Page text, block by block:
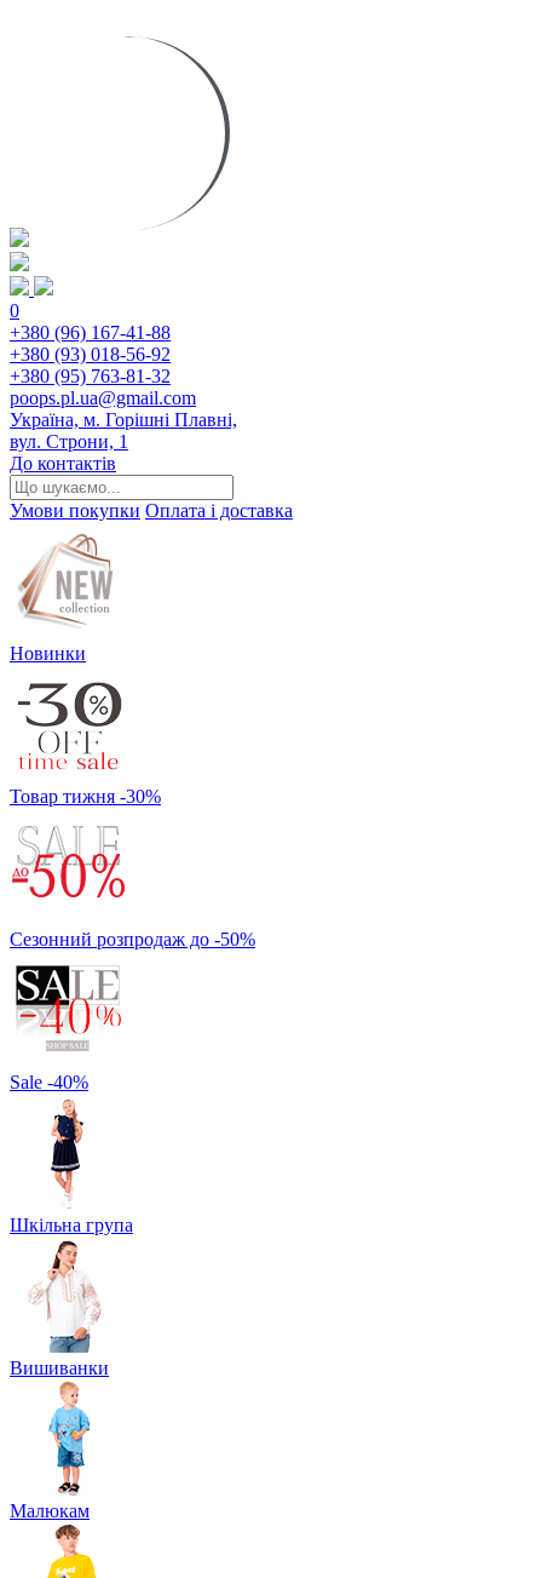
0
+380 (96) 167-41-88
+380 (93) 018-56-92
+380 (95) 763-81-32
poops.pl.ua@gmail.com
Україна, м. Горішні Плавні,
вул. Строни, 1
До контактів
Умови покупки Оплата і доставка
Новинки
Товар тижня -30%
Сезонний розпродаж до -50%
Sale -40%
Шкільна група
Вишиванки
Малюкам